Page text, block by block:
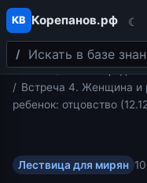
Перейти к содержимому
КВ Корепанов.рф ☾
Поиск
Главная
Лествица для
Встреча 4. Женщина и
ребенок: отцовство
Лествица для мирян